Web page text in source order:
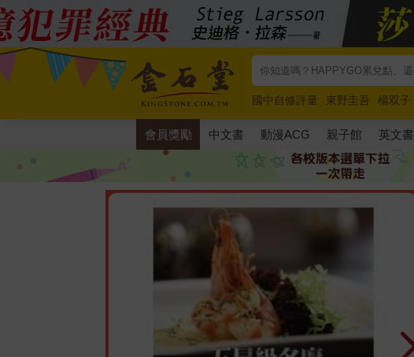
國中自修評量 東野圭吾 楊双子
唯紅花綻放
奧德賽 路邊攤新作
會員獎勵 中文書 動漫ACG 親子館 英文書